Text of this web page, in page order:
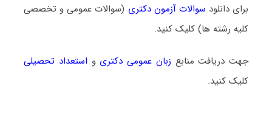
برای دانلود سوالات آزمون دکتری (سوالات عمومی و تخصصی
کلیه رشته ها) کلیک کنید.
جهت دریافت منابع زبان عمومی دکتری و استعداد تحصیلی
کلیک کنید.